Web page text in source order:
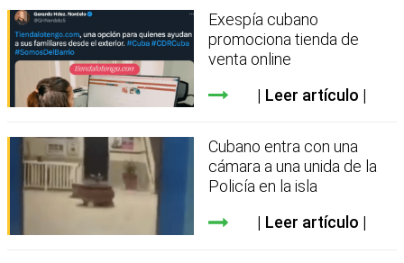
Exespía cubano
promociona tienda de
venta online
Leer artículo
Cubano entra con una
cámara a una unida de la
Policía en la isla
Leer artículo